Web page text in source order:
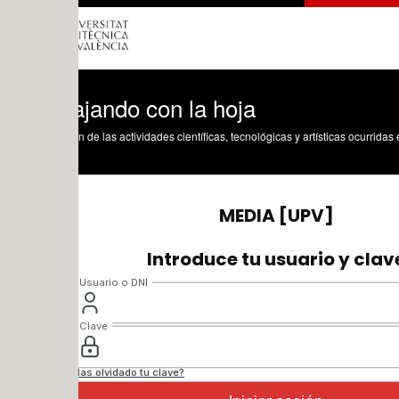
con la hoja
de las actividades científicas, tecnológicas y artísticas ocurridas en los tres